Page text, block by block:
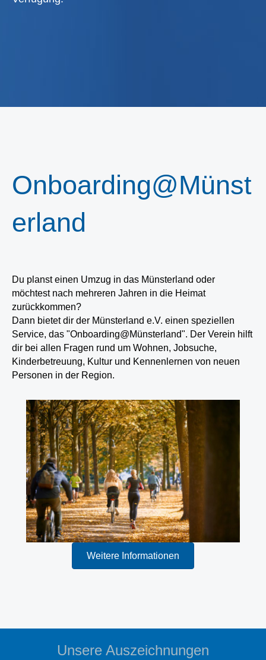
Onboarding@Münst
erland
Du planst einen Umzug in das Münsterland oder
möchtest nach mehreren Jahren in die Heimat
zurückkommen?
Dann bietet dir der Münsterland e.V. einen speziellen
Service, das "Onboarding@Münsterland". Der Verein hilft
dir bei allen Fragen rund um Wohnen, Jobsuche,
Kinderbetreuung, Kultur und Kennenlernen von neuen
Personen in der Region.
Weitere Informationen
Unsere Auszeichnungen